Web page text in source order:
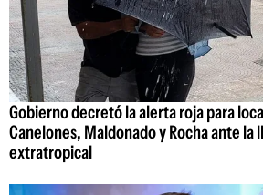
Gobierno decretó la alerta roja para
Canelones, Maldonado y Rocha ante la
extratropical